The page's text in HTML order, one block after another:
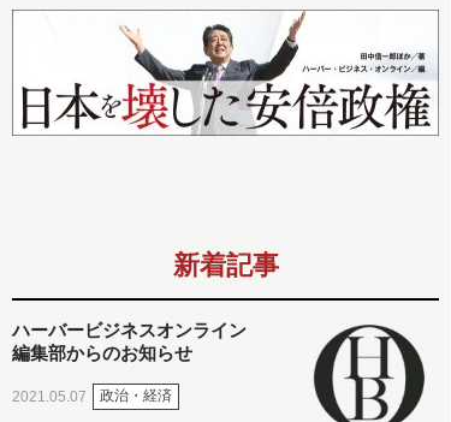
新着記事
ハーバービジネスオンライン
編集部からのお知らせ
2021.05.07 政治・経済